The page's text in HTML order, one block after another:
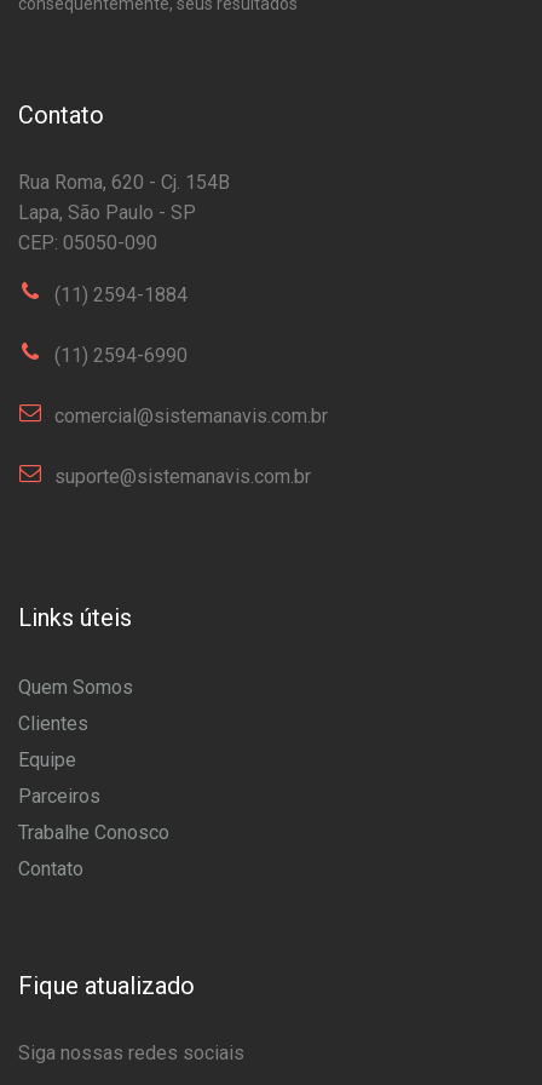
Contato
Rua Roma, 620 - Cj. 154B
Lapa, São Paulo - SP
CEP: 05050-090
(11) 2594-1884
(11) 2594-6990
comercial@sistemanavis.com.br
suporte@sistemanavis.com.br
Links úteis
Quem Somos
Clientes
Equipe
Parceiros
Trabalhe Conosco
Contato
Fique atualizado
Siga nossas redes sociais